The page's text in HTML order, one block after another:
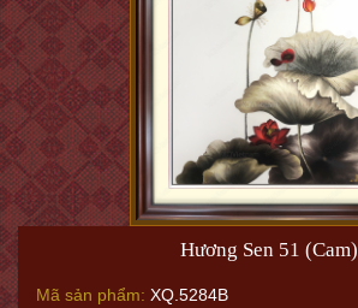
Hương Sen 51 (Cam)
Mã sản phẩm: XQ.5284B